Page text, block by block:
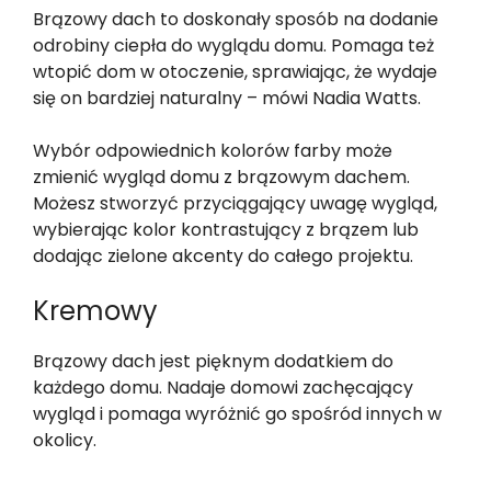
Brązowy dach to doskonały sposób na dodanie
odrobiny ciepła do wyglądu domu. Pomaga też
wtopić dom w otoczenie, sprawiając, że wydaje
się on bardziej naturalny – mówi Nadia Watts.
Wybór odpowiednich kolorów farby może
zmienić wygląd domu z brązowym dachem.
Możesz stworzyć przyciągający uwagę wygląd,
wybierając kolor kontrastujący z brązem lub
dodając zielone akcenty do całego projektu.
Kremowy
Brązowy dach jest pięknym dodatkiem do
każdego domu. Nadaje domowi zachęcający
wygląd i pomaga wyróżnić go spośród innych w
okolicy.